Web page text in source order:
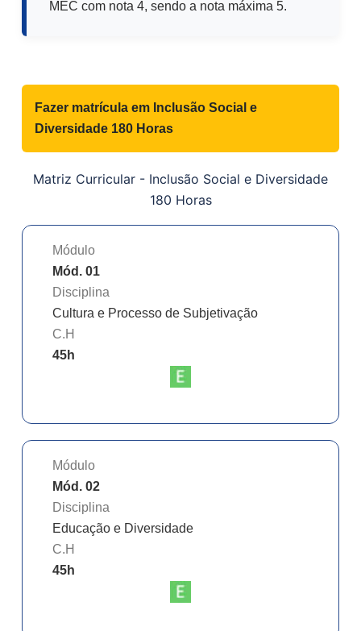
MEC com nota 4, sendo a nota máxima 5.
Fazer matrícula em Inclusão Social e
Diversidade 180 Horas
Matriz Curricular - Inclusão Social e Diversidade
180 Horas
Módulo
Mód. 01
Disciplina
Cultura e Processo de Subjetivação
C.H
45h
Módulo
Mód. 02
Disciplina
Educação e Diversidade
C.H
45h